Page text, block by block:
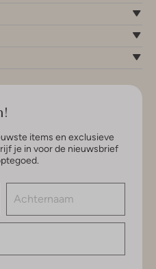
items en exclusieve
je in voor de nieuwsbrief